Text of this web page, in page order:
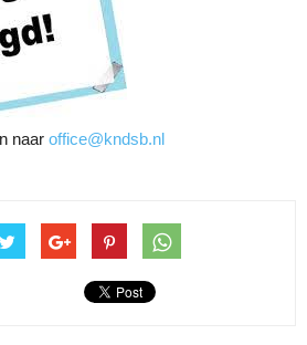
naar office@kndsb.nl